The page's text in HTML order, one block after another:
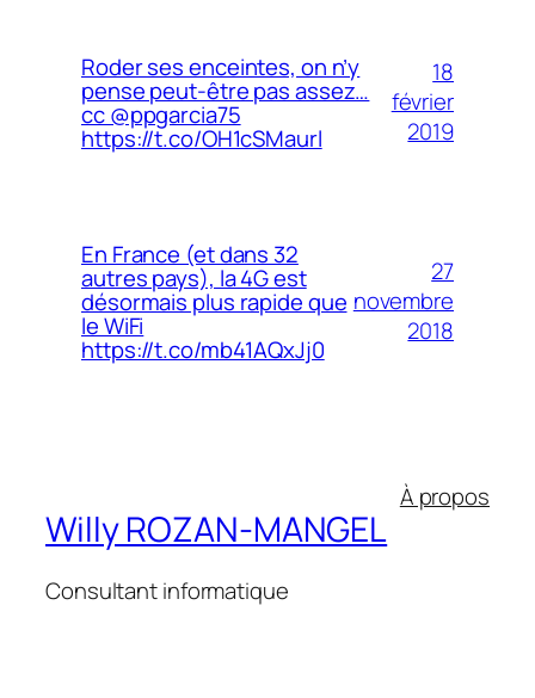
Roder ses enceintes, on n’y
pense peut-être pas assez…
cc @ppgarcia75
https://t.co/OH1cSMaurl
18
février
2019
En France (et dans 32
autres pays), la 4G est
désormais plus rapide que
le WiFi
https://t.co/mb41AQxJj0
27
novembre
2018
Willy ROZAN-MANGEL
Consultant informatique
À propos